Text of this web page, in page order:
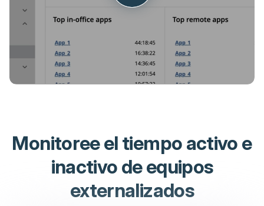
Monitoree el tiempo activo e
inactivo de equipos
externalizados